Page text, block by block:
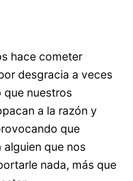
hace cometer
desgracia a veces
que nuestros
a la razón y
que
que nos
nada, más que